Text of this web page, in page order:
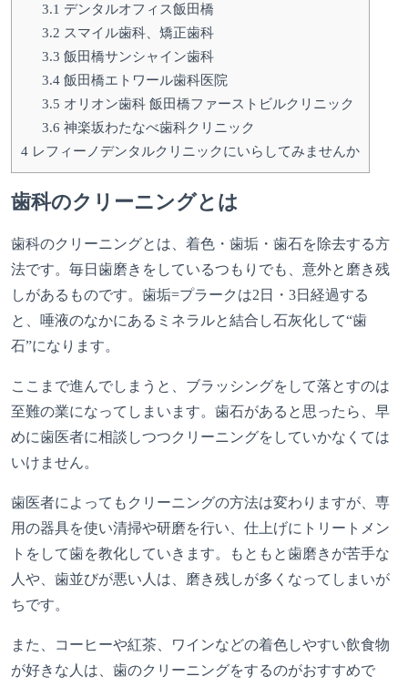
3.1 デンタルオフィス飯田橋
3.2 スマイル歯科、矯正歯科
3.3 飯田橋サンシャイン歯科
3.4飯田橋エトワール歯科医院
3.5 オリオン歯科 飯田橋ファーストビルクリニック
3.6 神楽坂わたなべ歯科クリニック
4 レフィーノデンタルクリニックにいらしてみませんか
歯科のクリーニングとは
歯科のクリーニングとは、着色・歯垢・歯石を除去する方
法です。毎日歯磨きをしているつもりでも、意外と磨き残
しがあるものです。歯垢=プラークは2日・3日経過する
と、唾液のなかにあるミネラルと結合し石灰化して“歯
石”になります。
ここまで進んでしまうと、ブラッシングをして落とすのは
至難の業になってしまいます。歯石があると思ったら、早
めに歯医者に相談しつつクリーニングをしていかなくては
いけません。
歯医者によってもクリーニングの方法は変わりますが、専
用の器具を使い清掃や研磨を行い、仕上げにトリートメン
トをして歯を教化していきます。もともと歯磨きが苦手な
人や、歯並びが悪い人は、磨き残しが多くなってしまいが
ちです。
また、コーヒーや紅茶、ワインなどの着色しやすい飲食物
が好きな人は、歯のクリーニングをするのがおすすめで